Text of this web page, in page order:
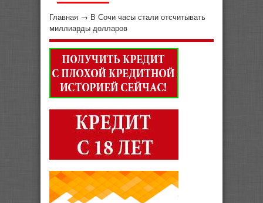
Главная → В Сочи часы стали отсчитывать
миллиарды долларов